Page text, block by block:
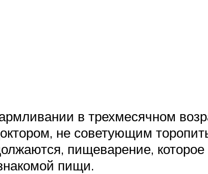
в трехмесячном
не советующим
пищеварение, которое
пищи.